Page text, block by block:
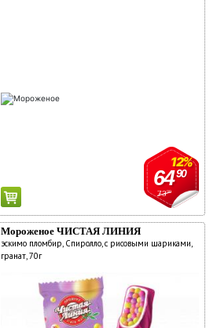
7390
12%
6490
Мороженое ЧИСТАЯ ЛИНИЯ
эскимо пломбир, Спиролло, с рисовыми шариками,
гранат, 70г